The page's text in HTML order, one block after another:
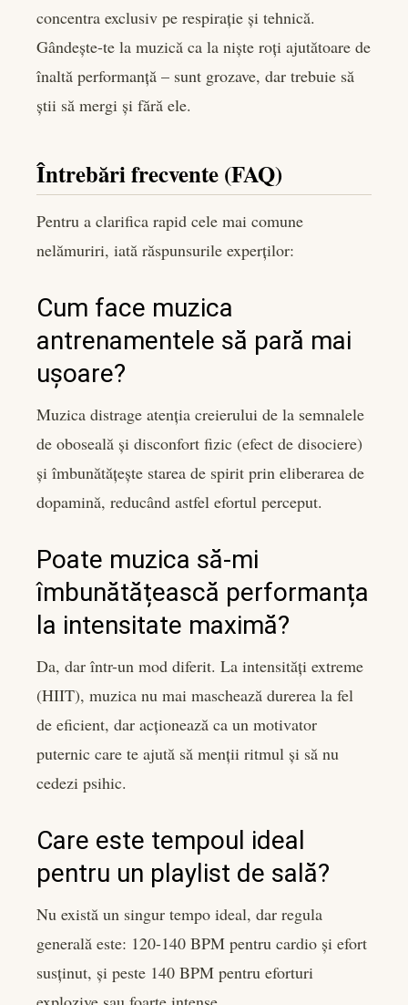
concentra exclusiv pe respirație și tehnică.
Gândește-te la muzică ca la niște roți ajutătoare de
înaltă performanță – sunt grozave, dar trebuie să
știi să mergi și fără ele.
Întrebări frecvente (FAQ)
Pentru a clarifica rapid cele mai comune
nelămuriri, iată răspunsurile experților:
Cum face muzica
antrenamentele să pară mai
ușoare?
Muzica distrage atenția creierului de la semnalele
de oboseală și disconfort fizic (efect de disociere)
și îmbunătățește starea de spirit prin eliberarea de
dopamină, reducând astfel efortul perceput.
Poate muzica să-mi
îmbunătățească performanța
la intensitate maximă?
Da, dar într-un mod diferit. La intensități extreme
(HIIT), muzica nu mai maschează durerea la fel
de eficient, dar acționează ca un motivator
puternic care te ajută să menții ritmul și să nu
cedezi psihic.
Care este tempoul ideal
pentru un playlist de sală?
Nu există un singur tempo ideal, dar regula
generală este: 120-140 BPM pentru cardio și efort
susținut, și peste 140 BPM pentru eforturi